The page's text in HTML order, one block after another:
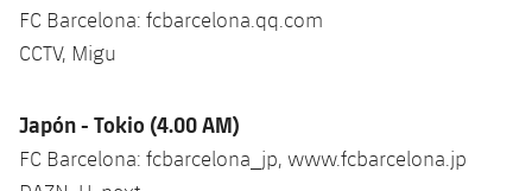
FC Barcelona: fcbarcelona.qq.com
CCTV, Migu
Japón - Tokio (4.00 AM)
FC Barcelona: fcbarcelona_jp, www.fcbarcelona.jp